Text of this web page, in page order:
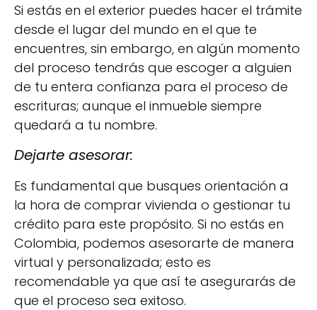
Si estás en el exterior puedes hacer el trámite
desde el lugar del mundo en el que te
encuentres, sin embargo, en algún momento
del proceso tendrás que escoger a alguien
de tu entera confianza para el proceso de
escrituras; aunque el inmueble siempre
quedará a tu nombre.
Dejarte asesorar:
Es fundamental que busques orientación a
la hora de comprar vivienda o gestionar tu
crédito para este propósito. Si no estás en
Colombia, podemos asesorarte de manera
virtual y personalizada; esto es
recomendable ya que así te asegurarás de
que el proceso sea exitoso.